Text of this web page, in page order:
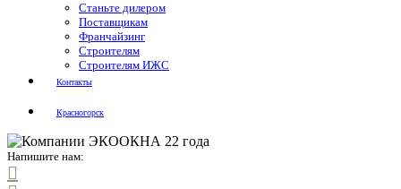
Станьте дилером
Поставщикам
Франчайзинг
Строителям
Строителям ИЖС
Контакты
Красногорск
Напишите нам: